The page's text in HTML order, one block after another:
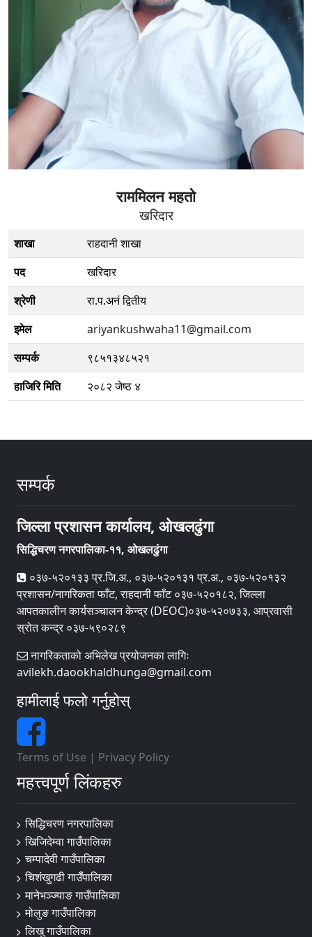
राममिलन महतो
खरिदार
शाखा
राहदानी शाखा
पद
खरिदार
श्रेणी
रा.प.अनं द्वितीय
इमेल
ariyankushwaha11@gmail.com
सम्पर्क
९८५१३४८५२१
हाजिरि मिति
२०८२ जेष्ठ ४
सम्पर्क
जिल्ला प्रशासन कार्यालय, ओखलढुंगा
सिद्धिचरण नगरपालिका-११, ओखलढुंगा
०३७-५२०१३३ प्र.जि.अ., ०३७-५२०१३१ प्र.अ., ०३७-५२०१३२
प्रशासन/नागरिकता फाँट, राहदानी फाँट ०३७-५२०१८२, जिल्ला
आपतकालीन कार्यसञ्‍चालन केन्द्र (DEOC)०३७-५२०७३३, आप्रवासी
स्रोत कन्द्र ०३७-५९०२८९
नागरिकताको अभिलेख प्रयोजनका लागिः
avilekh.daookhaldhunga@gmail.com
हामीलाई फलो गर्नुहोस्
Terms of Use | Privacy Policy
महत्त्वपूर्ण लिंकहरु
सिद्धिचरण नगरपालिका
खिजिदेम्वा गाउँपालिका
चम्पादेवी गाउँपालिका
चिशंखुगढी गाउँँपालिका
मानेभञ्‍ज्याङ गाउँपालिका
मोलुङ गाउँपालिका
लिखु गाउँपालिका